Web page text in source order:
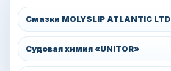
Смазки MOLYSLIP ATLANTIC LTD
Судовая химия «UNITOR»